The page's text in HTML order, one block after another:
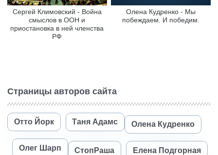
Сергей Климовский - Война
смыслов в ООН и
приостановка в ней членства
РФ
Олена Кудренко - Мы
побеждаем. И победим.
Страницы авторов сайта
Отто Йорк Таня Адамс Олена Кудренко
Олег Шарп СтопРаша Елена Подгорная